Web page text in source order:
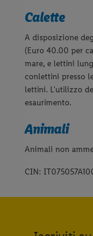
Calette
A disposizione
(Euro 40.00 per
mare, e lettini
conlettini presso
lettini. L'utilizzo
esaurimento.
Animali
Animali non
CIN: